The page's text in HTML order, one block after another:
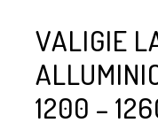
VALIGIE
1200 –